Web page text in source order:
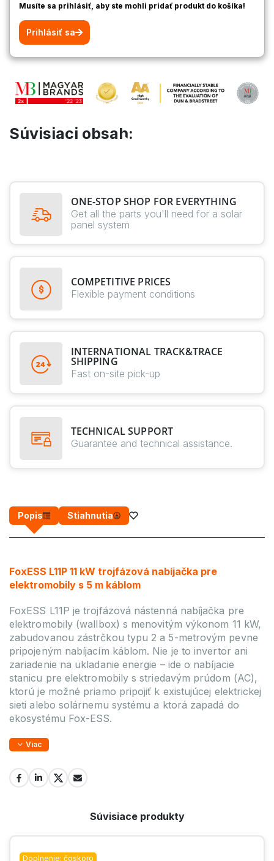
Musíte sa prihlásiť, aby ste mohli pridať produkt do košíka!
Prihlásiť sa
Súvisiaci obsah:
ONE-STOP SHOP FOR EVERYTHING
Get all the parts you'll need for a solar
panel system
COMPETITIVE PRICES
Flexible payment conditions
INTERNATIONAL TRACK&TRACE
SHIPPING
Fast on-site pick-up
TECHNICAL SUPPORT
Guarantee and technical assistance.
Popis Stiahnutia
FoxESS L11P 11 kW trojfázová nabíjačka pre
elektromobily s 5 m káblom
FoxESS L11P je trojfázová nástenná nabíjačka pre
elektromobily (wallbox) s menovitým výkonom 11 kW,
zabudovanou zástrčkou typu 2 a 5-metrovým pevne
pripojeným nabíjacím káblom. Nie je to invertor ani
zariadenie na ukladanie energie – ide o nabíjacie
stanicu pre elektromobily s striedavým prúdom (AC),
ktorú je možné priamo pripojiť k existujúcej elektrickej
sieti alebo solárnemu systému a ktorá zapadá do
ekosystému Fox-ESS.
Viac
Súvisiace produkty
Doplnenie: čoskoro